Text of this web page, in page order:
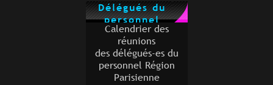
Délégués du
personnel
Calendrier des
réunions
des délégués-es du
personnel Région
Parisienne